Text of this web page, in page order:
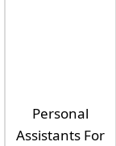
Personal
Assistants For